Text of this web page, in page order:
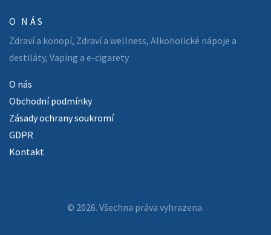
O NÁS
Zdraví a konopí, Zdraví a wellness, Alkoholické nápoje a
destiláty, Vaping a e-cigarety
O nás
Obchodní podmínky
Zásady ochrany soukromí
GDPR
Kontakt
© 2026. Všechna práva vyhrazena.